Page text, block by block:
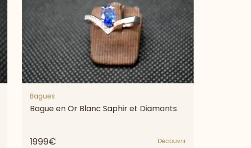
Bagues
Bague en Or Blanc Saphir et Diamants
1999€ Découvrir